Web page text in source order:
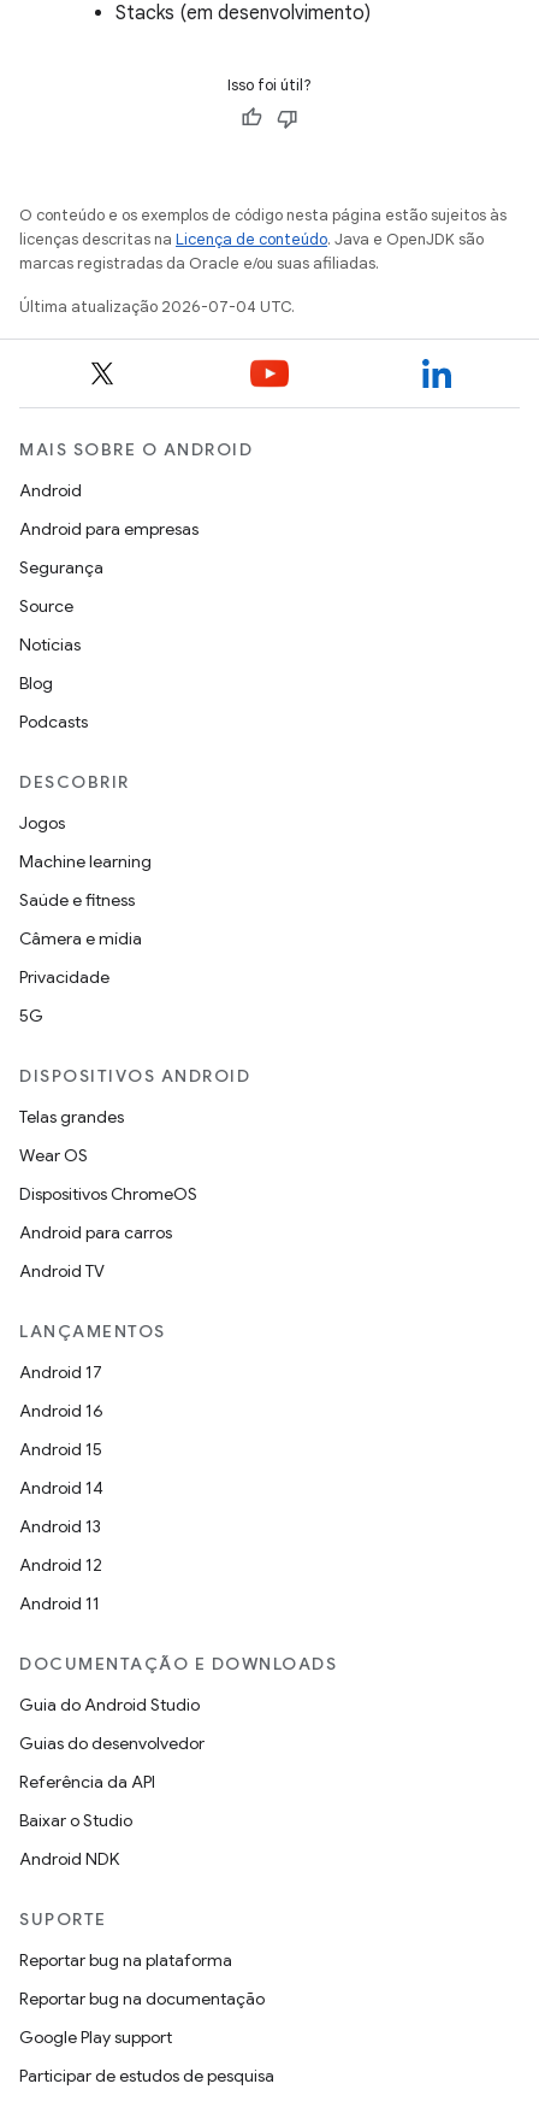
Stacks (em desenvolvimento)
Isso foi útil?
O conteúdo e os exemplos de código nesta página estão sujeitos às
licenças descritas na Licença de conteúdo. Java e OpenJDK são
marcas registradas da Oracle e/ou suas afiliadas.
Última atualização 2026-07-04 UTC.
MAIS SOBRE O ANDROID
Android
Android para empresas
Segurança
Source
Notícias
Blog
Podcasts
DESCOBRIR
Jogos
Machine learning
Saúde e fitness
Câmera e mídia
Privacidade
5G
DISPOSITIVOS ANDROID
Telas grandes
Wear OS
Dispositivos ChromeOS
Android para carros
Android TV
LANÇAMENTOS
Android 17
Android 16
Android 15
Android 14
Android 13
Android 12
Android 11
DOCUMENTAÇÃO E DOWNLOADS
Guia do Android Studio
Guias do desenvolvedor
Referência da API
Baixar o Studio
Android NDK
SUPORTE
Reportar bug na plataforma
Reportar bug na documentação
Google Play support
Participar de estudos de pesquisa